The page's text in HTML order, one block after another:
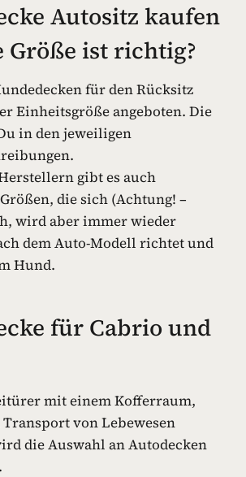
Autositz kaufen
Größe ist richtig?
für den Rücksitz
Einheitsgröße angeboten. Die
in den jeweiligen
gibt es auch
die sich (Achtung! –
wird aber immer wieder
dem Auto-Modell richtet und
Hund.
für Cabrio und
mit einem Kofferraum,
von Lebewesen
die Auswahl an Autodecken